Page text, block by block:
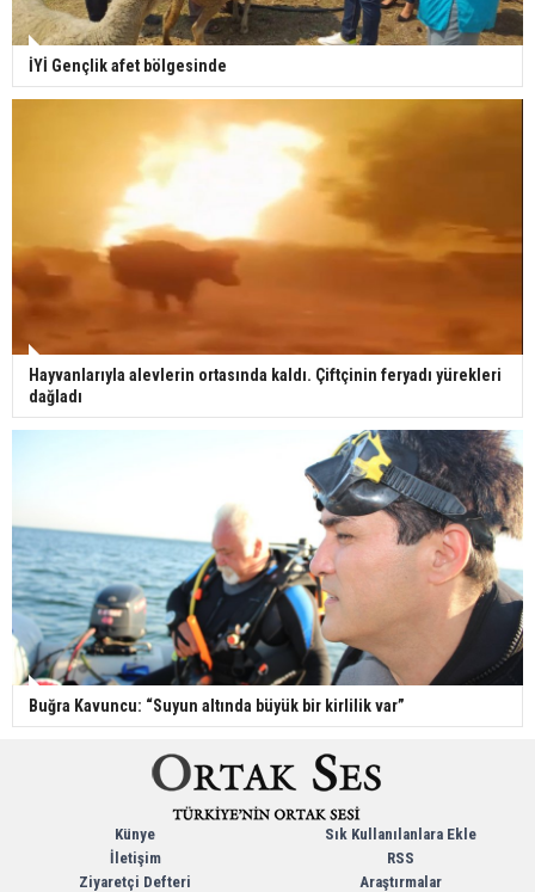
İYİ Gençlik afet bölgesinde
Hayvanlarıyla alevlerin ortasında kaldı. Çiftçinin feryadı yürekleri
dağladı
Buğra Kavuncu: “Suyun altında büyük bir kirlilik var”
Künye
İletişim
Ziyaretçi Defteri
Sık Kullanılanlara Ekle
RSS
Araştırmalar